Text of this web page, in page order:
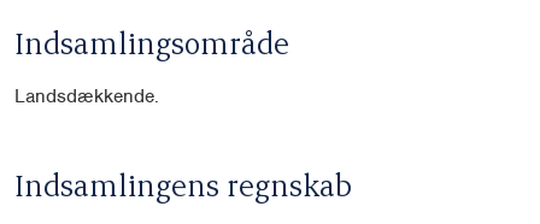
Indsamlingsområde
Landsdækkende.
Indsamlingens regnskab